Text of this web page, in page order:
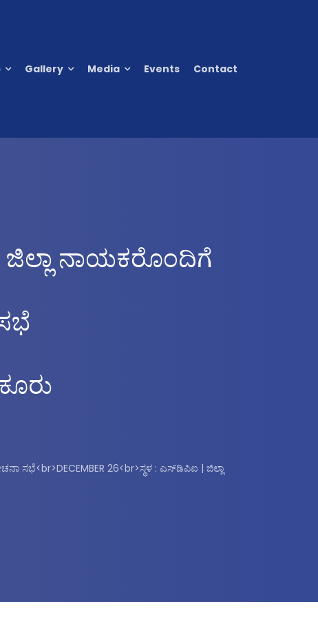
Gallery Media Events Contact
ನಾಯಕರೊಂದಿಗೆ
ಸಭೆ<br>DECEMBER 26<br>ಸ್ಥಳ : ಎಸ್‌ಡಿಪಿಐ | ಜಿಲ್ಲಾ